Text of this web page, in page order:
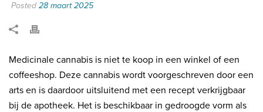
Posted 28 maart 2025
Medicinale cannabis is niet te koop in een winkel of een
coffeeshop. Deze cannabis wordt voorgeschreven door een
arts en is daardoor uitsluitend met een recept verkrijgbaar
bij de apotheek. Het is beschikbaar in gedroogde vorm als